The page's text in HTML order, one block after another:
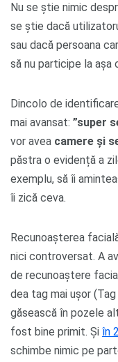
Nu se știe nimic
se știe dacă
sau dacă persoana
să nu participe la așa
Dincolo de
mai avansat: ”super
vor avea camere și
păstra o evidență a
exemplu, să îi
îi zică ceva.
Recunoașterea
nici controversat. A
de recunoaștere
dea tag mai ușor
găsească în pozele
fost bine primit. Și în
schimbe nimic pe